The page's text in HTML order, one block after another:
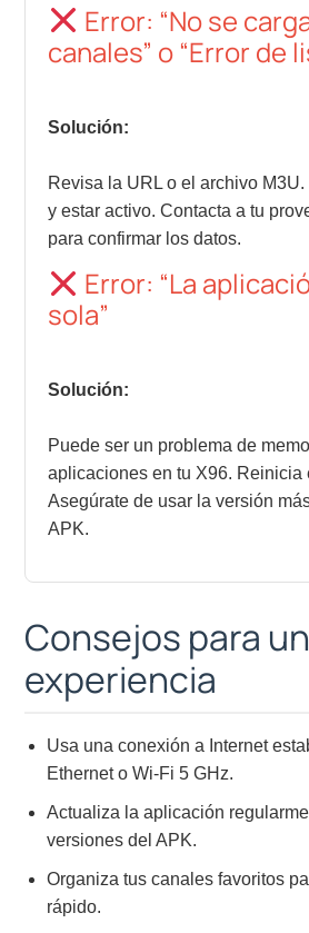
Error: “No se
canales” o “Error de
Solución:
Revisa la URL o el archivo
y estar activo. Contacta a tu
para confirmar los datos.
Error: “La
sola”
Solución:
Puede ser un problema de
aplicaciones en tu X96. Reinicia
Asegúrate de usar la versión
APK.
Consejos para
experiencia
Usa una conexión a Internet
Ethernet o Wi-Fi 5 GHz.
Actualiza la aplicación
versiones del APK.
Organiza tus canales favoritos
rápido.